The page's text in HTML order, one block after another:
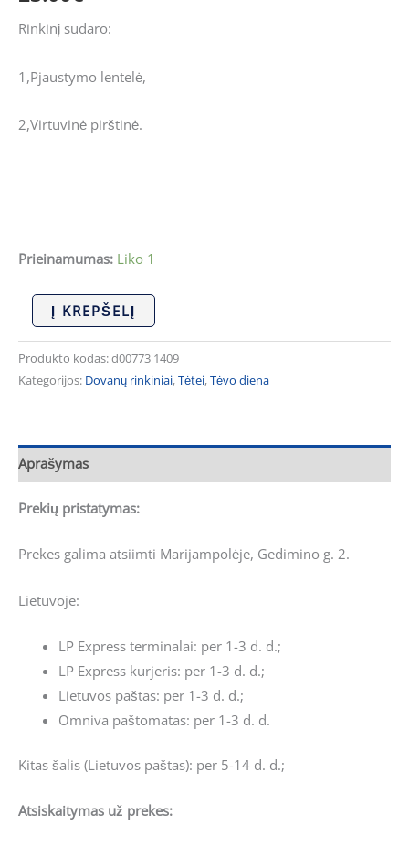
Rinkinį sudaro:
1,Pjaustymo lentelė,
2,Virtuvinė pirštinė.
Prieinamumas: Liko 1
meistras"
Į KREPŠELĮ
Produkto kodas:d00773 1409
Kategorijos: Dovanų rinkiniai,Tėtei,Tėvo diena
Aprašymas
Prekių pristatymas:
Prekes galima atsiimti Marijampolėje, Gedimino g. 2.
Lietuvoje:
LP Express terminalai: per 1-3 d. d.;
LP Express kurjeris: per 1-3 d. d.;
Lietuvos paštas: per 1-3 d. d.;
Omniva paštomatas: per 1-3 d. d.
Kitas šalis (Lietuvos paštas): per 5-14 d. d.;
Atsiskaitymas už prekes: